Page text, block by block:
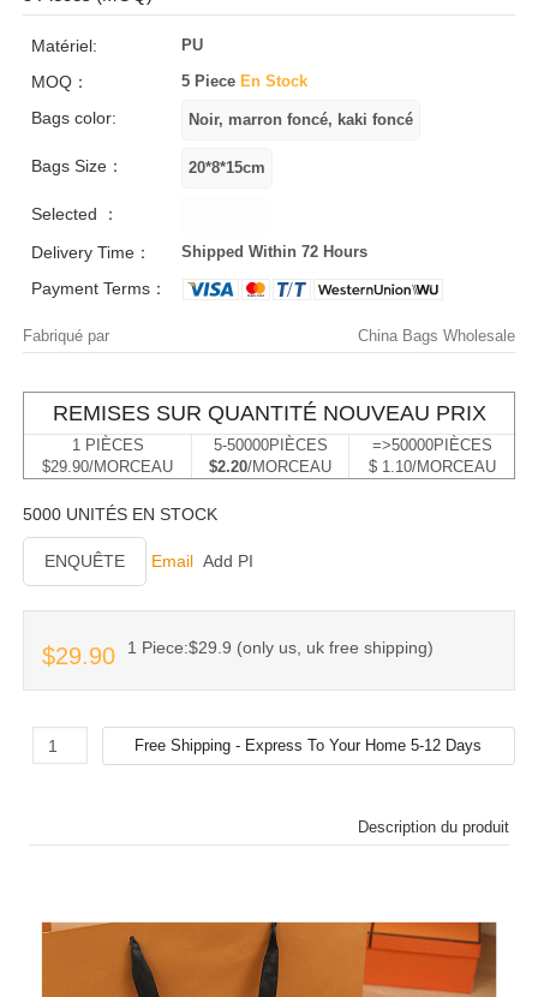
Matériel: PU
MOQ： 5 Piece En Stock
Bags color:
Bags Size：
Selected ：
Delivery Time：
Shipped Within 72 Hours
Payment Terms：
Fabriqué par China Bags Wholesale
REMISES SUR QUANTITÉ NOUVEAU PRIX
1 PIÈCES
$29.90/MORCEAU
5-50000PIÈCES
$2.20/MORCEAU
=>50000PIÈCES
$ 1.10/MORCEAU
5000 UNITÉS EN STOCK
ENQUÊTE Email Add PI
$29.90 1 Piece:$29.9 (only us, uk free shipping)
Description du produit